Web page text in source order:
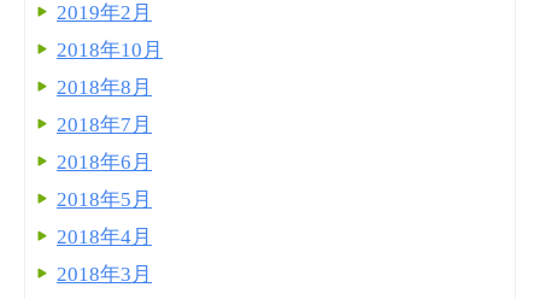
2019年2月
2018年10月
2018年8月
2018年7月
2018年6月
2018年5月
2018年4月
2018年3月